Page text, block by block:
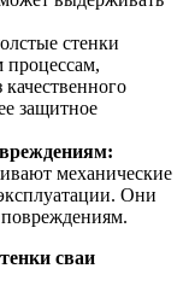
стенки
процессам,
защитное
механические
Они
сваи